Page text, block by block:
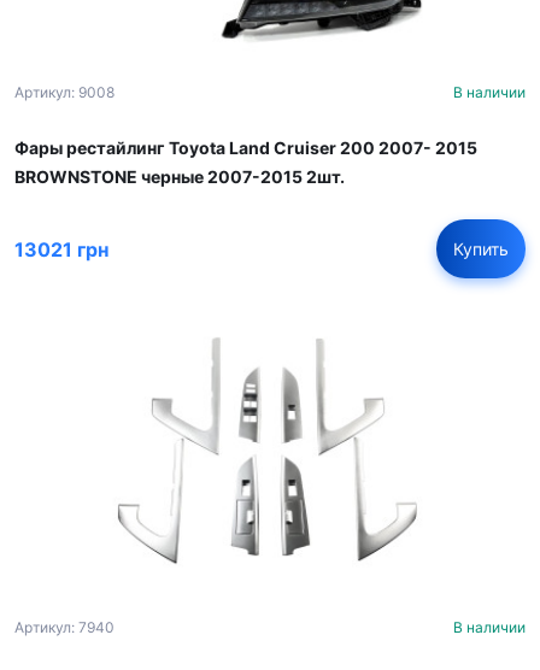
Артикул: 9008 В наличии
Фары рестайлинг Toyota Land Cruiser 200 2007- 2015
BROWNSTONE черные 2007-2015 2шт.
13021 грн Купить
Артикул: 7940 В наличии